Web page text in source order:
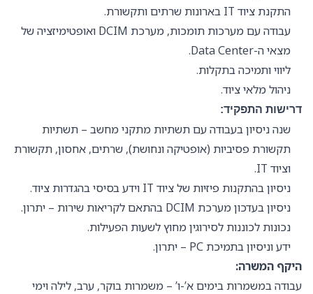
התקנת ציוד IT בארונות שרתים ותקשורת.
עבודה עם מערכות תומכות, מערכת DCIM ואופטימיזציה של
מצאי ה-Data Center.
ליווי ותמיכה בתקלות.
ניהול מלאי ציוד.
דרישות התפקיד:
שנה ניסיון בעבודה עם תשתיות מתקני מחשב – תשתיות
תקשורת פסיביות (אופטיקה ונחושת), שרתים, אחסון, תקשורת
וציוד IT.
ניסיון בהתקנות פיזיות של ציוד IT וידע בסיסי בהגדרות ציוד.
ניסיון בעדכון מערכת DCIM בהתאם לקריאות שירות – יתרון.
נכונות לכוננות לסירוגין מחוץ לשעות הפעילות.
ידע וניסיון בתמיכת PC – יתרון.
היקף המשרה:
עבודה במשמרות בימים א’-ו’ – משמרות בוקר, ערב, לילה וימי